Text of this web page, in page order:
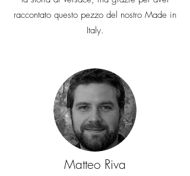
raccontato questo pezzo del nostro Made in
Italy.
Matteo Riva